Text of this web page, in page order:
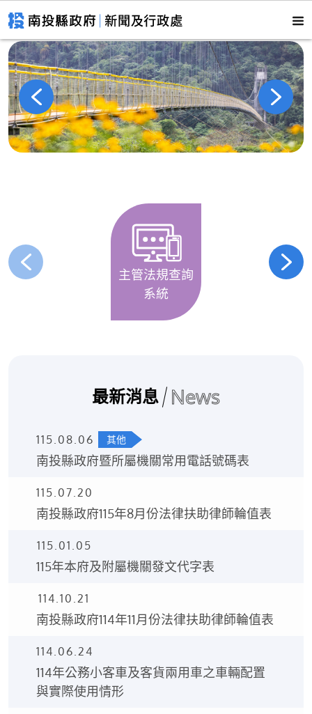
主管法規查詢
系統
最新消息 News
115.08.06 其他
南投縣政府暨所屬機關常用電話號碼表
115.07.20
南投縣政府115年8月份法律扶助律師輪值表
115.01.05
115年本府及附屬機關發文代字表
114.10.21
南投縣政府114年11月份法律扶助律師輪值表
114.06.24
114年公務小客車及客貨兩用車之車輛配置
與實際使用情形